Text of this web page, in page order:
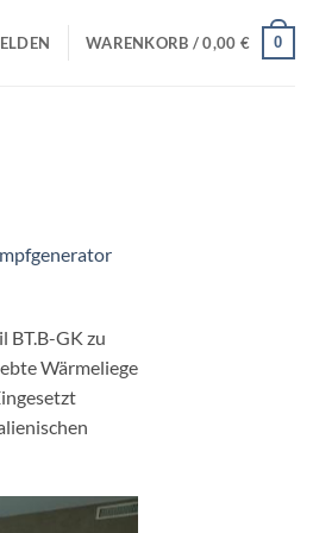
WARENKORB /0,00 € 0
BT.B-GK zu
Wärmeliege